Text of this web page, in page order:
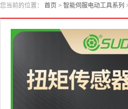
您当前的位置： 首页 > 智能伺服电动工具系列